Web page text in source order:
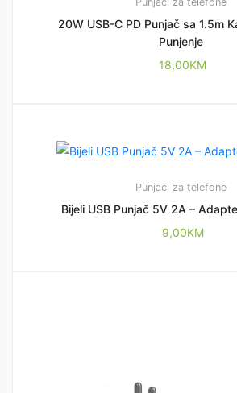
20W USB-C PD Punjač sa 1.5m
Punjenje
18,00KM
Punjaci za telefone
Bijeli USB Punjač 5V 2A –
9,00KM